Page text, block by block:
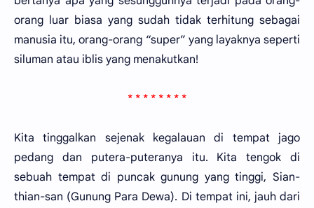
orang luar biasa yang sudah tidak terhitung sebagai
manusia itu, orang-orang “super” yang layaknya seperti
siluman atau iblis yang menakutkan!
* * * * * * * *
Kita tinggalkan sejenak kegalauan di tempat jago
pedang dan putera-puteranya itu. Kita tengok di
sebuah tempat di puncak gunung yang tinggi, Sian-
thian-san (Gunung Para Dewa). Di tempat ini, jauh dari